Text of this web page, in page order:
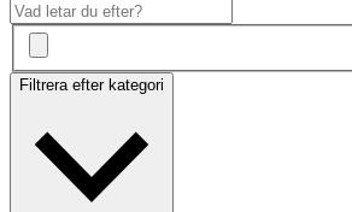
Filtrera efter kategori